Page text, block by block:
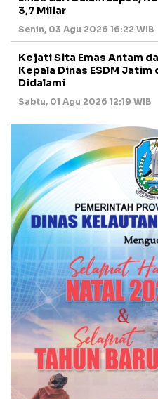
3,7 Miliar
Senin, 03 Agu 2026 16:22 WIB
Kejati Sita Emas Antam
Kepala Dinas ESDM
Didalami
Sabtu, 01 Agu 2026 12:19 WIB